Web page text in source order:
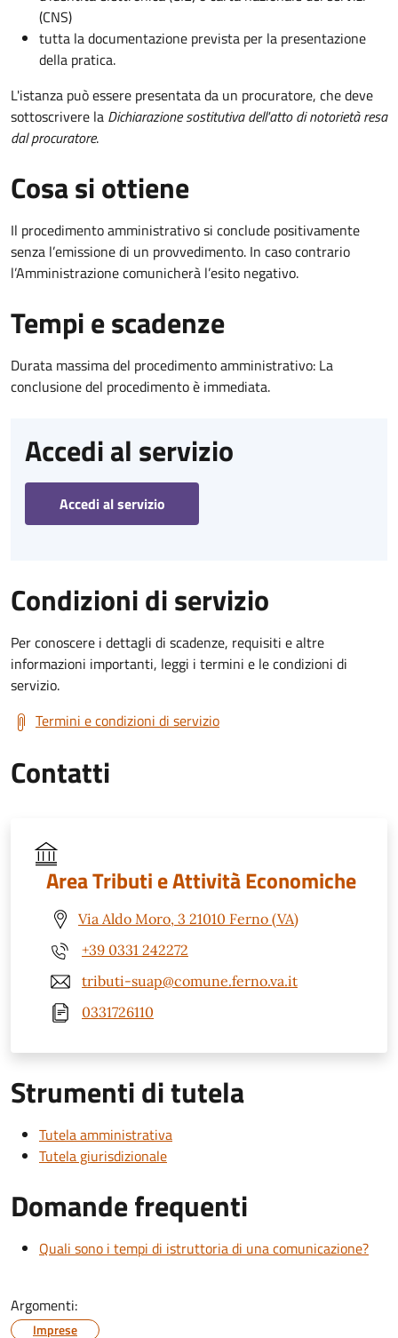
(CNS)
tutta la documentazione prevista per la presentazione
della pratica.
L'istanza può essere presentata da un procuratore, che deve
sottoscrivere la Dichiarazione sostitutiva dell'atto di notorietà resa
dal procuratore.
Cosa si ottiene
Il procedimento amministrativo si conclude positivamente
senza l’emissione di un provvedimento. In caso contrario
l’Amministrazione comunicherà l’esito negativo.
Tempi e scadenze
Durata massima del procedimento amministrativo: La
conclusione del procedimento è immediata.
Accedi al servizio
Accedi al servizio
Condizioni di servizio
Per conoscere i dettagli di scadenze, requisiti e altre
informazioni importanti, leggi i termini e le condizioni di
servizio.
Termini e condizioni di servizio
Contatti
Area Tributi e Attività Economiche
Via Aldo Moro, 3 21010 Ferno (VA)
+39 0331 242272
tributi-suap@comune.ferno.va.it
0331726110
Strumenti di tutela
Tutela amministrativa
Tutela giurisdizionale
Domande frequenti
Quali sono i tempi di istruttoria di una comunicazione?
Argomenti:
Imprese